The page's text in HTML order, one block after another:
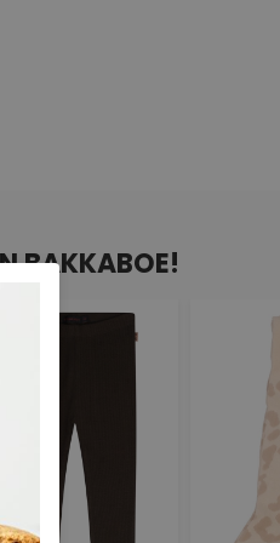
BAKKABOE!